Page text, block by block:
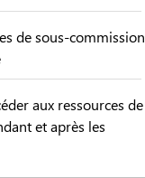
de sous-commission
aux ressources de
et après les